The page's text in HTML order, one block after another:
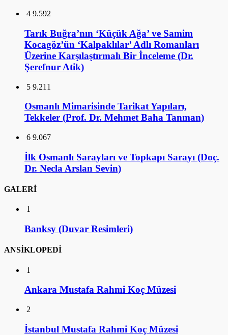
4 9.592
Tarık Buğra’nın ‘Küçük Ağa’ ve Samim
Kocagöz’ün ‘Kalpaklılar’ Adlı Romanları
Üzerine Karşılaştırmalı Bir İnceleme (Dr.
Şerefnur Atik)
5 9.211
Osmanlı Mimarisinde Tarikat Yapıları,
Tekkeler (Prof. Dr. Mehmet Baha Tanman)
6 9.067
İlk Osmanlı Sarayları ve Topkapı Sarayı (Doç.
Dr. Necla Arslan Sevin)
GALERİ
1
Banksy (Duvar Resimleri)
ANSİKLOPEDİ
1
Ankara Mustafa Rahmi Koç Müzesi
2
İstanbul Mustafa Rahmi Koç Müzesi